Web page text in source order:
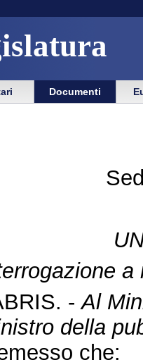
Documenti
-Al
della
che: